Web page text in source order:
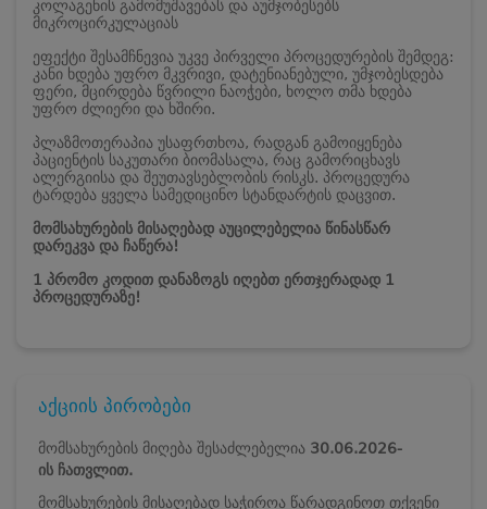
კოლაგენის გამომუშავებას და აუმჯობესებს
მიკროცირკულაციას
ეფექტი შესამჩნევია უკვე პირველი პროცედურების შემდეგ:
კანი ხდება უფრო მკვრივი, დატენიანებული, უმჯობესდება
ფერი, მცირდება წვრილი ნაოჭები, ხოლო თმა ხდება
უფრო ძლიერი და ხშირი.
პლაზმოთერაპია უსაფრთხოა, რადგან გამოიყენება
პაციენტის საკუთარი ბიომასალა, რაც გამორიცხავს
ალერგიისა და შეუთავსებლობის რისკს. პროცედურა
ტარდება ყველა სამედიცინო სტანდარტის დაცვით.
მომსახურების მისაღებად აუცილებელია წინასწარ
დარეკვა და ჩაწერა!
1 პრომო კოდით დანაზოგს იღებთ ერთჯერადად 1
პროცედურაზე!
აქციის პირობები
მომსახურების მიღება შესაძლებელია 30.06.2026-
ის ჩათვლით.
მომსახურების მისაღებად საჭიროა წარადგინოთ თქვენი